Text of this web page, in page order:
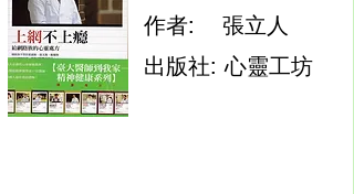
作者:
張立人
出版社: 心靈工坊